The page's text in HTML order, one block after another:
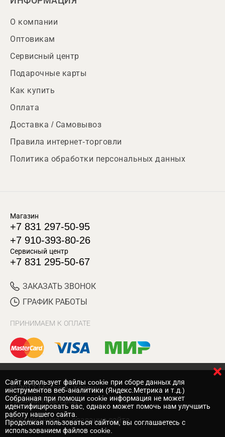
О компании
Оптовикам
Сервисный центр
Подарочные карты
Как купить
Оплата
Доставка / Самовывоз
Правила интернет-торговли
Политика обработки персональных данных
Магазин
+7 831 297-50-95
+7 910-393-80-26
Сервисный центр
+7 831 295-50-67
ЗАКАЗАТЬ ЗВОНОК
ГРАФИК РАБОТЫ
ПРИНИМАЕМ К ОПЛАТЕ
© 2017 Магазин Хозяин
Нижний Новгород
Вебмеханика — создание сайта
Cайт использует файлы cookie при сборе данных для
инструментов веб-аналитики (Яндекс.Метрика и т.д.)
Собранная при помощи cookie информация не может
идентифицировать вас, однако может помочь нам улучшить
работу нашего сайта.
Продолжая пользоваться сайтом, вы соглашаетесь с
использованием файлов cookie.